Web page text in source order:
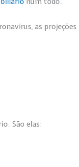
as projeções
São elas: